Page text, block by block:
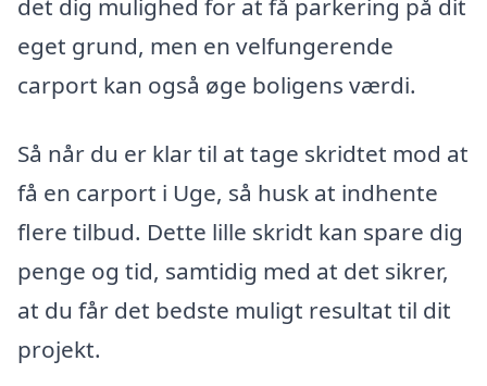
eget grund, men en velfungerende
carport kan også øge boligens værdi.
Så når du er klar til at tage skridtet mod at
få en carport i Uge, så husk at indhente
flere tilbud. Dette lille skridt kan spare dig
penge og tid, samtidig med at det sikrer,
at du får det bedste muligt resultat til dit
projekt.